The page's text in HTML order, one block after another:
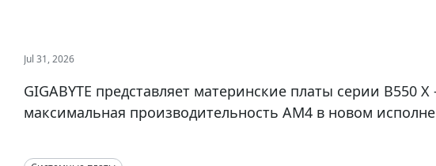
Jul 31, 2026
GIGABYTE представляет материнские платы серии B550
максимальная производительность AM4 в новом